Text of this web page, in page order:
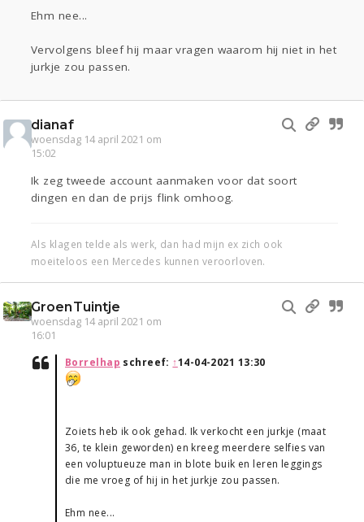
Ehm nee...
Vervolgens bleef hij maar vragen waarom hij niet in het
jurkje zou passen.
dianaf
woensdag 14 april 2021 om
15:02
Ik zeg tweede account aanmaken voor dat soort
dingen en dan de prijs flink omhoog.
Als klagen telde als werk, dan had mijn ex zich ook
moeiteloos een Mercedes kunnen veroorloven.
GroenTuintje
woensdag 14 april 2021 om
16:01
Borrelhap schreef: ↑14-04-2021 13:30
Zoiets heb ik ook gehad. Ik verkocht een jurkje (maat
36, te klein geworden) en kreeg meerdere selfies van
een voluptueuze man in blote buik en leren leggings
die me vroeg of hij in het jurkje zou passen.
Ehm nee...